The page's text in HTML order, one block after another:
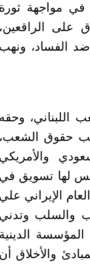
في مواجهة ثورة
على الراقعين،
ضد الفساد، ونهب
اللبناني، وحقه
حقوق الشعب،
والأمريكي
لها تسويق في
الإيراني علي
والسلب وتدني
الدينية
والأخلاق أن